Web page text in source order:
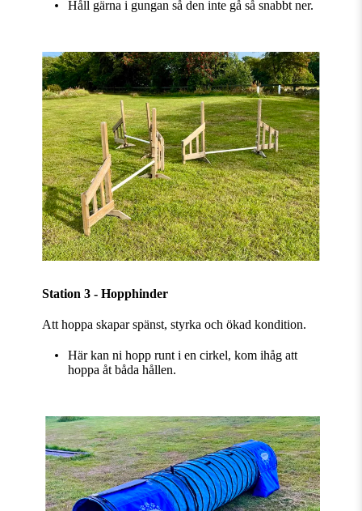
Håll gärna i gungan så den inte gå så snabbt ner.
Station 3 - Hopphinder
Att hoppa skapar spänst, styrka och ökad kondition.
Här kan ni hopp runt i en cirkel, kom ihåg att
hoppa åt båda hållen.